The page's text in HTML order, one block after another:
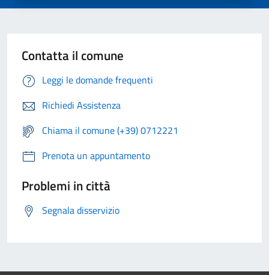
Contatta il comune
Leggi le domande frequenti
Richiedi Assistenza
Chiama il comune (+39) 0712221
Prenota un appuntamento
Problemi in città
Segnala disservizio